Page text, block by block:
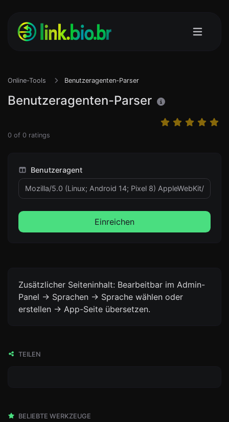
Online-Tools Benutzeragenten-Parser
Benutzeragenten-Parser
0 of 0 ratings
Benutzeragent
Einreichen
Zusätzlicher Seiteninhalt: Bearbeitbar im Admin-
Panel -> Sprachen -> Sprache wählen oder
erstellen -> App-Seite übersetzen.
TEILEN
BELIEBTE WERKZEUGE